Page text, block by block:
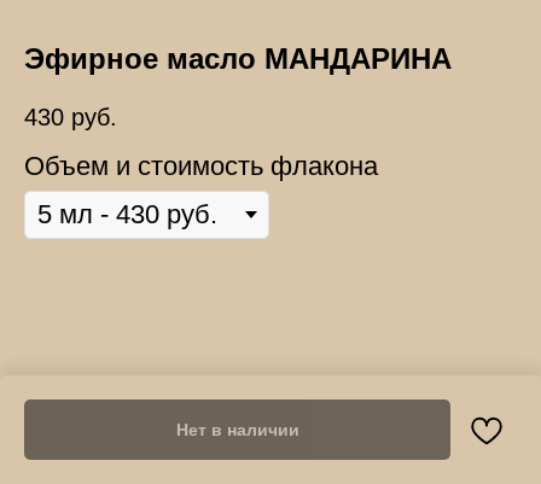
Эфирное масло МАНДАРИНА
430 руб.
Объем и стоимость флакона
Нет в наличии